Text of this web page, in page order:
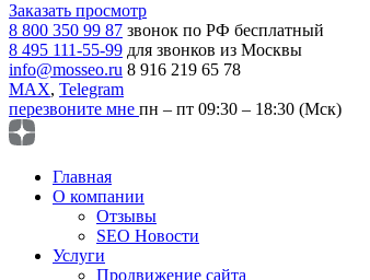
Заказать просмотр
8 800 350 99 87 звонок по РФ бесплатный
8 495 111-55-99 для звонков из Москвы
info@mosseo.ru 8 916 219 65 78
MAX, Telegram
перезвоните мне пн – пт 09:30 – 18:30 (Мск)
Главная
О компании
Отзывы
SEO Новости
Услуги
Продвижение сайта